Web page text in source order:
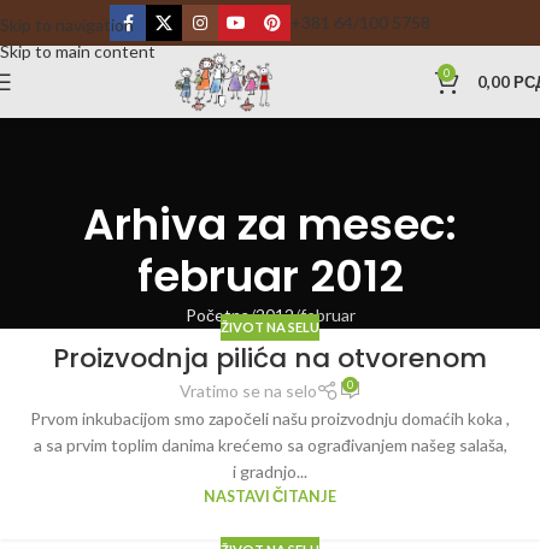
Skip to navigation
Skip to main content
+381 64/100 5758
0 0,00
Arhiva za mesec:
februar 2012
Početna 2012 februar
ŽIVOT NA SELU
Proizvodnja pilića na otvorenom
Vratimo se na selo 0
Prvom inkubacijom smo započeli našu proizvodnju domaćih koka ,
a sa prvim toplim danima krećemo sa ograđivanjem našeg salaša,
i gradnjo...
NASTAVI ČITANJE